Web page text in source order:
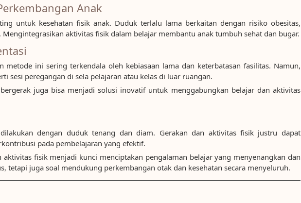
Anak
untuk kesehatan fisik anak. Duduk terlalu lama berkaitan dengan risiko obesitas,
aktivitas fisik dalam belajar membantu anak tumbuh sehat dan bugar.
metode ini sering terkendala oleh kebiasaan lama dan keterbatasan fasilitas. Namun,
sesi peregangan di sela pelajaran atau kelas di luar ruangan.
juga bisa menjadi solusi inovatif untuk menggabungkan belajar dan aktivitas
dengan duduk tenang dan diam. Gerakan dan aktivitas fisik justru dapat
pada pembelajaran yang efektif.
fisik menjadi kunci menciptakan pengalaman belajar yang menyenangkan dan
tetapi juga soal mendukung perkembangan otak dan kesehatan secara menyeluruh.